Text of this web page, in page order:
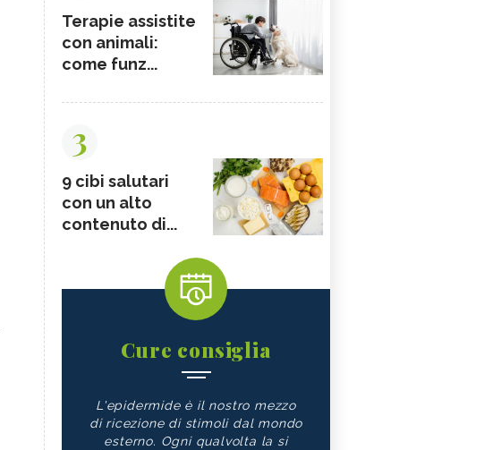
Terapie assistite
con animali:
come funz...
3
9 cibi salutari
con un alto
contenuto di...
Cure consiglia
L'epidermide è il nostro mezzo
di ricezione di stimoli dal mondo
esterno. Ogni qualvolta la si